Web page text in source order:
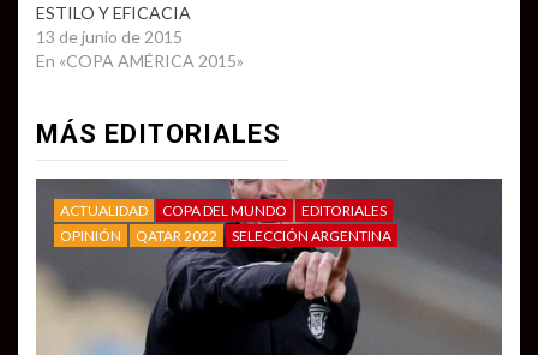
ESTILO Y EFICACIA
13 de junio de 2015
En «COPA AMÉRICA 2015»
MÁS EDITORIALES
ACTUALIDAD COPA DEL MUNDO
EDITORIALES
OPINIÓN
QATAR 2022 SELECCIÓN ARGENTINA